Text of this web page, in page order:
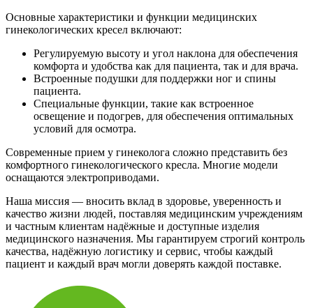
Основные характеристики и функции медицинских
гинекологических кресел включают:
Регулируемую высоту и угол наклона для обеспечения
комфорта и удобства как для пациента, так и для врача.
Встроенные подушки для поддержки ног и спины
пациента.
Специальные функции, такие как встроенное
освещение и подогрев, для обеспечения оптимальных
условий для осмотра.
Современные прием у гинеколога сложно представить без
комфортного гинекологического кресла. Многие модели
оснащаются электроприводами.
Наша миссия — вносить вклад в здоровье, уверенность и
качество жизни людей, поставляя медицинским учреждениям
и частным клиентам надёжные и доступные изделия
медицинского назначения. Мы гарантируем строгий контроль
качества, надёжную логистику и сервис, чтобы каждый
пациент и каждый врач могли доверять каждой поставке.